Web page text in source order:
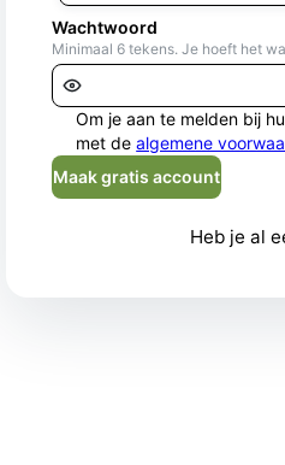
Wachtwoord
Minimaal 6 tekens. Je hoeft het
Om je aan te melden bij
met de algemene
Maak gratis account
Heb je al